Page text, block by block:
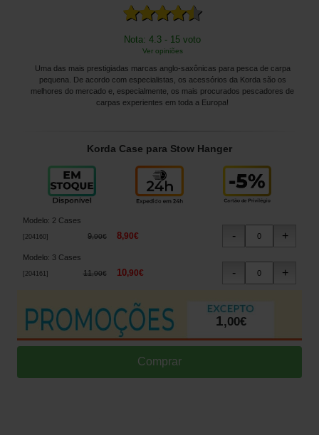
Nota: 4.3 - 15 voto
Ver opiniões
Uma das mais prestigiadas marcas anglo-saxônicas para pesca de carpa
pequena. De acordo com especialistas, os acessórios da Korda são os
melhores do mercado e, especialmente, os mais procurados pescadores de
carpas experientes em toda a Europa!
Korda Case para Stow Hanger
Modelo: 2 Cases
204160] 9,90€ 8,90€
Modelo: 3 Cases
204161 ] 11,90€ 10,90€
1,00€